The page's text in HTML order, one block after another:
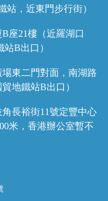
站，近東門步行街）
座21樓（近羅湖口
B出口）
東二門對面，南湖路
地鐵站B出口）
長裕街11號定豐中心
米，香港辦公室暫不